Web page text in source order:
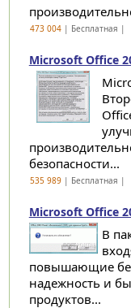
473 004| Бесплатная |
Microsoft Office
безопасности...
535 989| Бесплатная |
Microsoft Office
В
повышающие
надежность и
продуктов...